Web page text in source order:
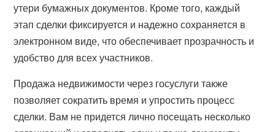
утери бумажных документов. Кроме того, каждый
этап сделки фиксируется и надежно сохраняется в
электронном виде, что обеспечивает прозрачность и
удобство для всех участников.
Продажа недвижимости через госуслуги также
позволяет сократить время и упростить процесс
сделки. Вам не придется лично посещать несколько